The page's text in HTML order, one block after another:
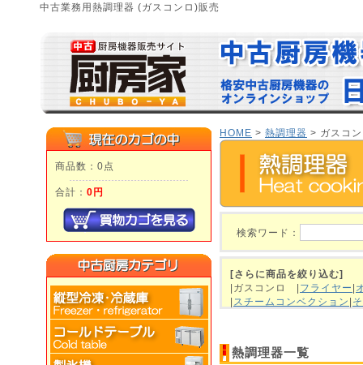
中古業務用熱調理器 (ガスコンロ)販売
商品数：0点
合計： 0円
HOME > 熱調理器 > ガスコ
検索ワード：
[さらに商品を絞り込む]
|ガスコンロ | フライヤー |
| スチームコンベクション |
熱調理器一覧